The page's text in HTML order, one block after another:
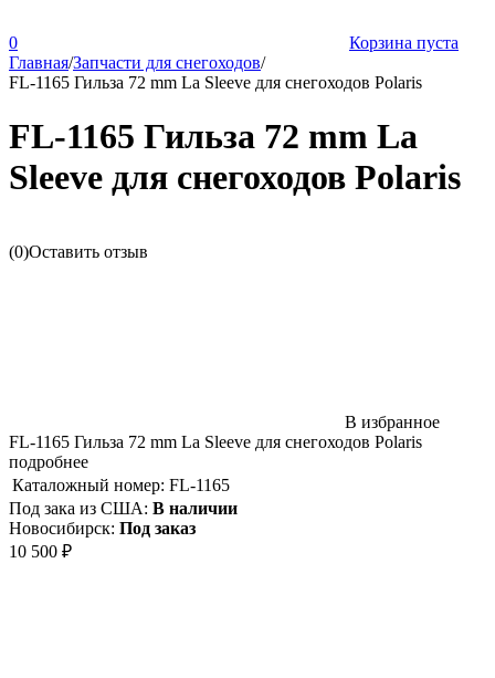
0
Корзина пуста
Главная/Запчасти для снегоходов/
FL-1165 Гильза 72 mm La Sleeve для снегоходов Polaris
FL-1165 Гильза 72 mm La
Sleeve для снегоходов Polaris
(0)Оставить отзыв
В избранное
FL-1165 Гильза 72 mm La Sleeve для снегоходов Polaris
подробнее
Каталожный номер: FL-1165
Под зака из США: В наличии
Новосибирск: Под заказ
10 500 ₽